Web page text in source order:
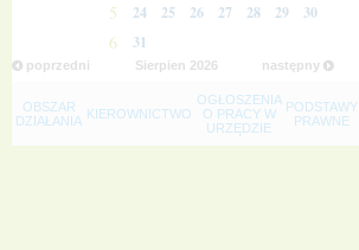
5 24 25 26 27 28 29 30
6 31
poprzedni następny
Sierpien 2026
OBSZAR
DZIAŁANIA KIEROWNICTWO
OGŁOSZENIA
O PRACY W
URZĘDZIE
PODSTAWY
PRAWNE